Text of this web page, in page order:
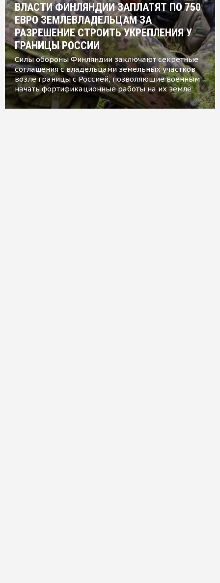
ВЛАСТИ ФИНЛЯНДИИ ЗАПЛАТЯТ ПО 750
ЕВРО ЗЕМЛЕВЛАДЕЛЬЦАМ ЗА
РАЗРЕШЕНИЕ СТРОИТЬ УКРЕПЛЕНИЯ У
ГРАНИЦЫ РОССИИ
Силы обороны Финляндии заключают секретные
соглашения с владельцами земельных участков
возле границы с Россией, позволяющие военным
начать фортификационные работы на их земле